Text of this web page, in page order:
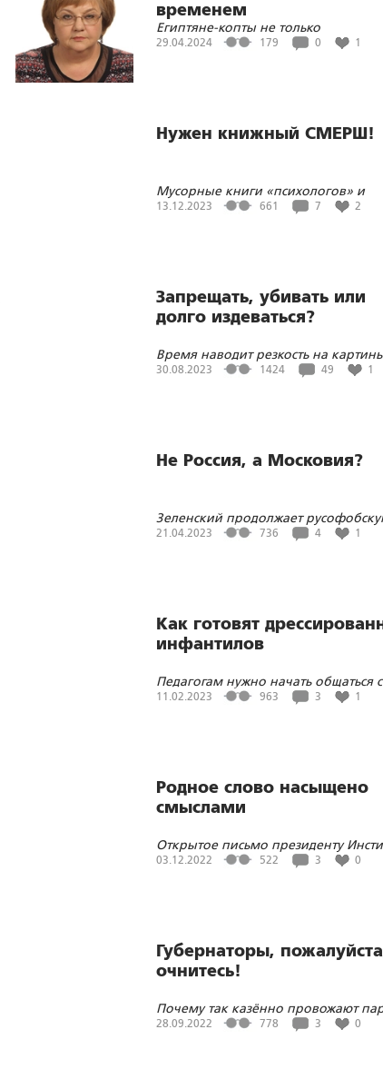
временем
Египтяне-копты не только
принарядились, у каждого на руке
29.04.2024 179 0 1
Нужен книжный СМЕРШ!
Мусорные книги «психологов» и
манипуляторов – это лишь один
13.12.2023 661 7 2
Запрещать, убивать или
долго издеваться?
Время наводит резкость на
событий и действующие лица
30.08.2023 1424 49 1
Не Россия, а Московия?
Зеленский продолжает
линию Маркса и Ленина
21.04.2023 736 4 1
Как готовят
инфантилов
Педагогам нужно начать общаться с
детьми о главном без методичек, по
11.02.2023 963 3 1
Родное слово насыщено
смыслами
Открытое письмо президенту
телевидения при МГУ В.Т.Третьякову
03.12.2022 522 3 0
Губернаторы,
очнитесь!
Почему так казённо провожают
на войну?
28.09.2022 778 3 0